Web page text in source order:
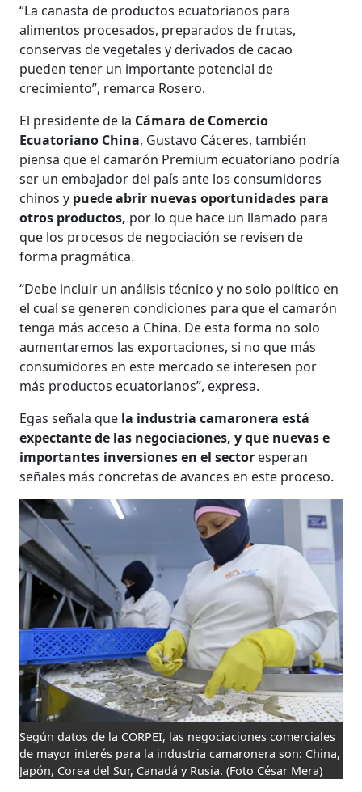
“La canasta de productos ecuatorianos para
alimentos procesados, preparados de frutas,
conservas de vegetales y derivados de cacao
pueden tener un importante potencial de
crecimiento”, remarca Rosero.
El presidente de la Cámara de Comercio
Ecuatoriano China, Gustavo Cáceres, también
piensa que el camarón Premium ecuatoriano podría
ser un embajador del país ante los consumidores
chinos y puede abrir nuevas oportunidades para
otros productos, por lo que hace un llamado para
que los procesos de negociación se revisen de
forma pragmática.
“Debe incluir un análisis técnico y no solo político en
el cual se generen condiciones para que el camarón
tenga más acceso a China. De esta forma no solo
aumentaremos las exportaciones, si no que más
consumidores en este mercado se interesen por
más productos ecuatorianos”, expresa.
Egas señala que la industria camaronera está
expectante de las negociaciones, y que nuevas e
importantes inversiones en el sector esperan
señales más concretas de avances en este proceso.
Según datos de la CORPEI, las negociaciones comerciales
de mayor interés para la industria camaronera son: China,
Japón, Corea del Sur, Canadá y Rusia.(Foto César Mera)